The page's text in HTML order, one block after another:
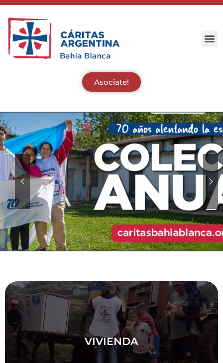
Asociate!
VIVIENDA
VIVIENDA
Conoce el trabajo que hacemos desde Cáritas
Bahía Blanca